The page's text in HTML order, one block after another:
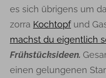
es sich übrigens um
zorra Kochtopfund
machst du eigentlich
Frühstücksideen.
einen gelungenen